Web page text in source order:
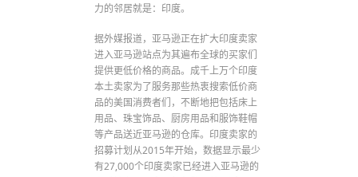
力的邻居就是：印度。
据外媒报道，亚马逊正在扩大印度卖家
进入亚马逊站点为其遍布全球的买家们
提供更低价格的商品。成千上万个印度
本土卖家为了服务那些热衷搜索低价商
品的美国消费者们，不断地把包括床上
用品、珠宝饰品、厨房用品和服饰鞋帽
等产品送近亚马逊的仓库。印度卖家的
招募计划从2015年开始，数据显示最少
有27,000个印度卖家已经进入亚马逊的